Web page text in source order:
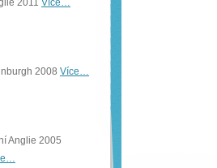
2011 Více…
2008 Více…
Anglie 2005